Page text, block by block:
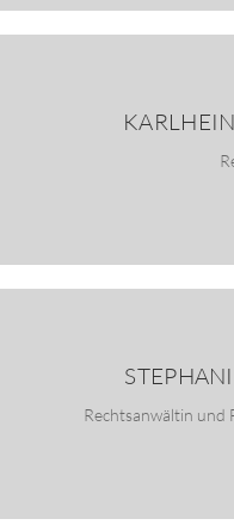
Rechtsanwältin und